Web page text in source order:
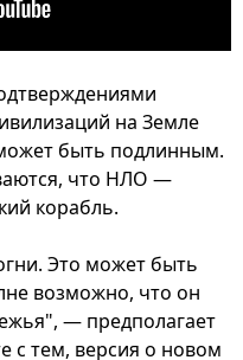
на Земле
быть подлинным.
что НЛО —
корабль.
Это может быть
возможно, что он
— предполагает
с тем, версия о новом